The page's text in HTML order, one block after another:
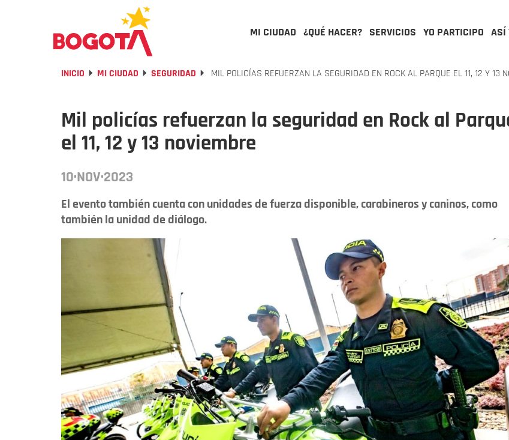
MI CIUDAD ¿QUÉ HACER? SERVICIOS YO PARTICIPO ASÍ
INICIO MI CIUDAD SEGURIDAD MIL POLICÍAS REFUERZAN LA SEGURIDAD EN ROCK AL PARQUE EL 11, 12 Y 13
Mil policías refuerzan la seguridad en Rock al
el 11, 12 y 13 noviembre
10·NOV·2023
El evento también cuenta con unidades de fuerza disponible, carabineros y caninos, como
también la unidad de diálogo.